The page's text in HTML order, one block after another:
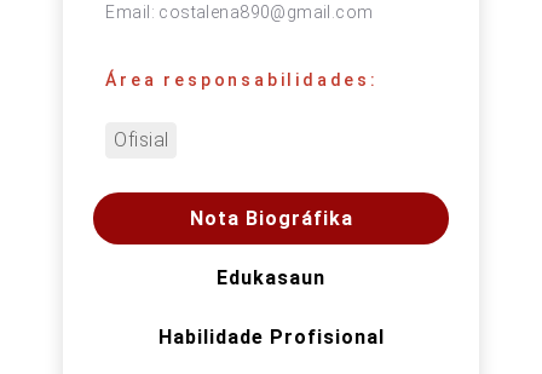
Email: costalena890@gmail.com
Área responsabilidades:
Ofisial
Nota Biográfika
Edukasaun
Habilidade Profisional